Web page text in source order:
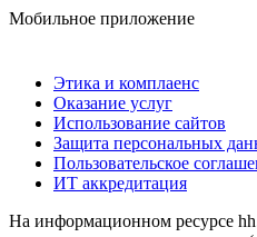
Мобильное приложение
Этика и комплаенс
Оказание услуг
Использование сайтов
Защита персональных
Пользовательское
ИТ аккредитация
На информационном ресурсе